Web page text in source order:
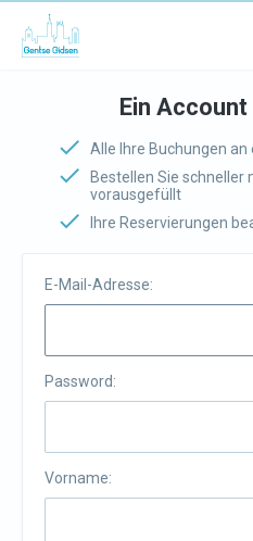
Ein
Alle Ihre Buchungen an
Bestellen Sie schneller
vorausgefüllt
Ihre Reservierungen
E-Mail-Adresse:
Password:
Vorname: